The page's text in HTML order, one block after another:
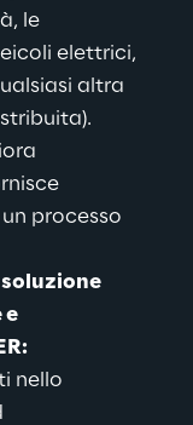
le
elettrici,
altra
processo
e
nello